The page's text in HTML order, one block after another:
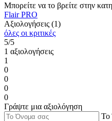
Μπορείτε να το βρείτε στην
Flair PRO
Αξιολογήσεις (1)
όλες οι κριτικές
5/5
1 αξιολογήσεις
1
0
0
0
0
Γράψτε μια αξιολόγηση
Το